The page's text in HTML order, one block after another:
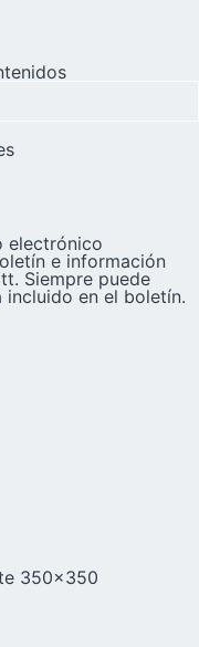
electrónico
e información
Siempre puede
incluido en el boletín.